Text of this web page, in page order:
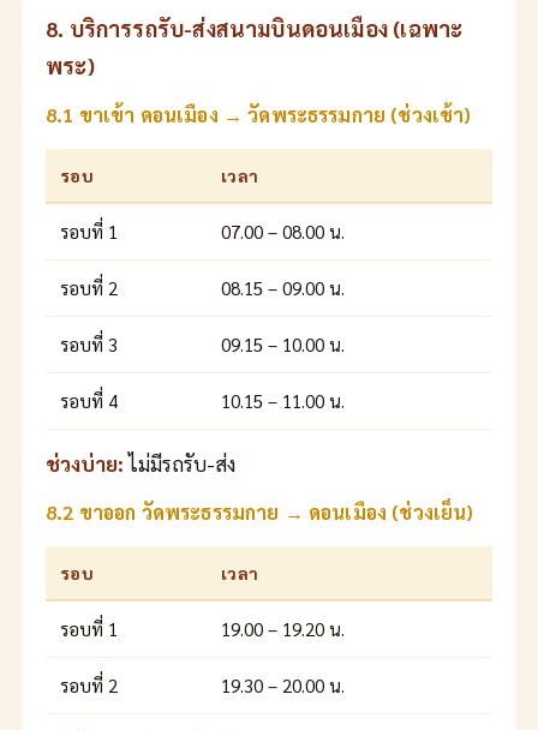
8. บริการรถรับ-ส่งสนามบินดอนเมือง (เฉพาะ
พระ)
8.1 ขาเข้า ดอนเมือง → วัดพระธรรมกาย (ช่วงเช้า)
รอบ เวลา
รอบที่ 1 07.00 – 08.00 น.
รอบที่ 2 08.15 – 09.00 น.
รอบที่ 3 09.15 – 10.00 น.
รอบที่ 4 10.15 – 11.00 น.
ช่วงบ่าย:ไม่มีรถรับ-ส่ง
8.2 ขาออก วัดพระธรรมกาย → ดอนเมือง (ช่วงเย็น)
รอบ เวลา
รอบที่ 1 19.00 – 19.20 น.
รอบที่ 2 19.30 – 20.00 น.